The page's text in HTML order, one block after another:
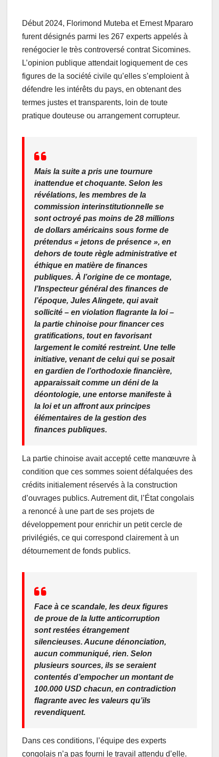
Début 2024, Florimond Muteba et Ernest Mpararo
furent désignés parmi les 267 experts appelés à
renégocier le très controversé contrat Sicomines.
L’opinion publique attendait logiquement de ces
figures de la société civile qu’elles s’emploient à
défendre les intérêts du pays, en obtenant des
termes justes et transparents, loin de toute
pratique douteuse ou arrangement corrupteur.
Mais la suite a pris une tournure
inattendue et choquante. Selon les
révélations, les membres de la
commission interinstitutionnelle se
sont octroyé pas moins de 28 millions
de dollars américains sous forme de
prétendus « jetons de présence », en
dehors de toute règle administrative et
éthique en matière de finances
publiques. À l’origine de ce montage,
l’Inspecteur général des finances de
l’époque, Jules Alingete, qui avait
sollicité – en violation flagrante la loi –
la partie chinoise pour financer ces
gratifications, tout en favorisant
largement le comité restreint. Une telle
initiative, venant de celui qui se posait
en gardien de l’orthodoxie financière,
apparaissait comme un déni de la
déontologie, une entorse manifeste à
la loi et un affront aux principes
élémentaires de la gestion des
finances publiques.
La partie chinoise avait accepté cette manœuvre à
condition que ces sommes soient défalquées des
crédits initialement réservés à la construction
d’ouvrages publics. Autrement dit, l’État congolais
a renoncé à une part de ses projets de
développement pour enrichir un petit cercle de
privilégiés, ce qui correspond clairement à un
détournement de fonds publics.
Face à ce scandale, les deux figures
de proue de la lutte anticorruption
sont restées étrangement
silencieuses. Aucune dénonciation,
aucun communiqué, rien. Selon
plusieurs sources, ils se seraient
contentés d’empocher un montant de
100.000 USD chacun, en contradiction
flagrante avec les valeurs qu’ils
revendiquent.
Dans ces conditions, l’équipe des experts
congolais n’a pas fourni le travail attendu d’elle.